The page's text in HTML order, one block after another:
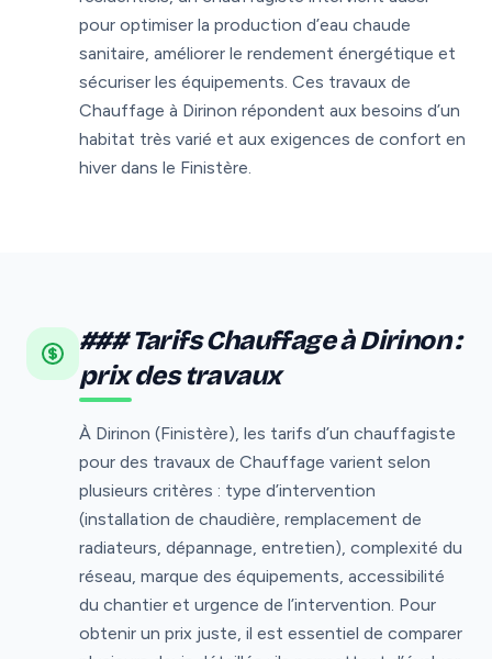
pour optimiser la production d’eau chaude
sanitaire, améliorer le rendement énergétique et
sécuriser les équipements. Ces travaux de
Chauffage à Dirinon répondent aux besoins d’un
habitat très varié et aux exigences de confort en
hiver dans le Finistère.
### Tarifs Chauffage à Dirinon :
prix des travaux
À Dirinon (Finistère), les tarifs d’un chauffagiste
pour des travaux de Chauffage varient selon
plusieurs critères : type d’intervention
(installation de chaudière, remplacement de
radiateurs, dépannage, entretien), complexité du
réseau, marque des équipements, accessibilité
du chantier et urgence de l’intervention. Pour
obtenir un prix juste, il est essentiel de comparer